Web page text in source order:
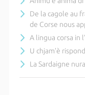
De la cagole au
de Corse nous
A lingua corsa in
U chjam’è
La Sardaigne